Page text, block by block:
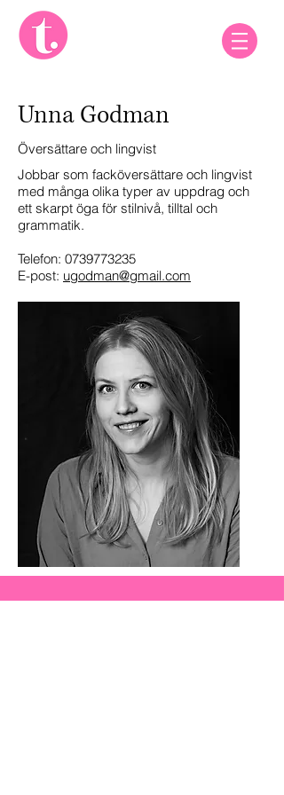
Unna Godman
Jobbar som facköversättare och lingvist
med många olika typer av uppdrag och
ett skarpt öga för stilnivå, tilltal och
grammatik.
Telefon: 0739773235
E-post: ugodman@gmail.com
Översättare och lingvist